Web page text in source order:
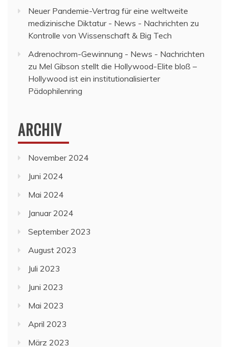
Neuer Pandemie-Vertrag für eine weltweite
medizinische Diktatur - News - Nachrichten zu
Kontrolle von Wissenschaft & Big Tech
Adrenochrom-Gewinnung - News - Nachrichten
zu Mel Gibson stellt die Hollywood-Elite bloß –
Hollywood ist ein institutionalisierter
Pädophilenring
ARCHIV
November 2024
Juni 2024
Mai 2024
Januar 2024
September 2023
August 2023
Juli 2023
Juni 2023
Mai 2023
April 2023
März 2023